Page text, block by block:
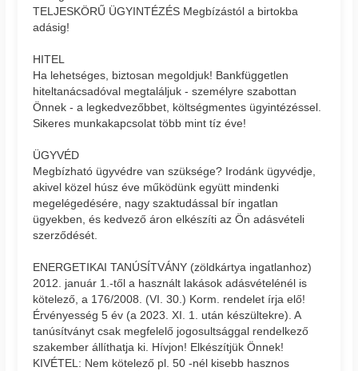
TELJESKÖRŰ ÜGYINTÉZÉS Megbízástól a birtokba
adásig!
HITEL
Ha lehetséges, biztosan megoldjuk! Bankfüggetlen
hiteltanácsadóval megtaláljuk - személyre szabottan
Önnek - a legkedvezőbbet, költségmentes ügyintézéssel.
Sikeres munkakapcsolat több mint tíz éve!
ÜGYVÉD
Megbízható ügyvédre van szüksége? Irodánk ügyvédje,
akivel közel húsz éve működünk együtt mindenki
megelégedésére, nagy szaktudással bír ingatlan
ügyekben, és kedvező áron elkészíti az Ön adásvételi
szerződését.
ENERGETIKAI TANÚSÍTVÁNY (zöldkártya ingatlanhoz)
2012. január 1.-től a használt lakások adásvételénél is
kötelező, a 176/2008. (VI. 30.) Korm. rendelet írja elő!
Érvényesség 5 év (a 2023. XI. 1. után készültekre). A
tanúsítványt csak megfelelő jogosultsággal rendelkező
szakember állíthatja ki. Hívjon! Elkészítjük Önnek!
KIVÉTEL: Nem kötelező pl. 50 -nél kisebb hasznos